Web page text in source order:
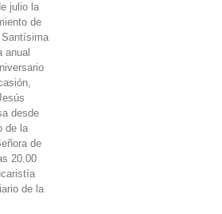
julio la
de
anual
desde
de la
de
20.00
de la